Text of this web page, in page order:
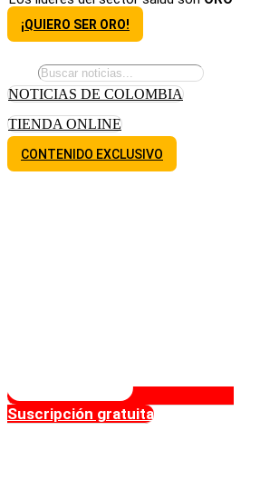
¡QUIERO SER ORO!
NOTICIAS DE COLOMBIA
TIENDA ONLINE
CONTENIDO EXCLUSIVO
Suscripción gratuita